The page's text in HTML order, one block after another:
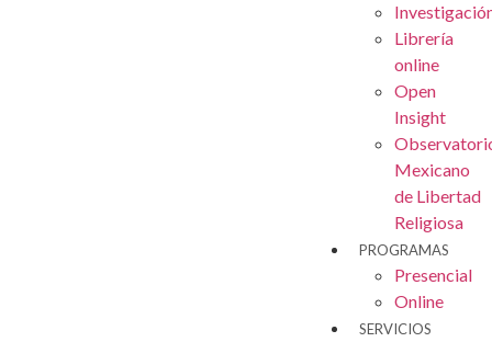
Librería
online
Open
Insight
Mexicano
de Libertad
Religiosa
PROGRAMAS
Presencial
Online
SERVICIOS